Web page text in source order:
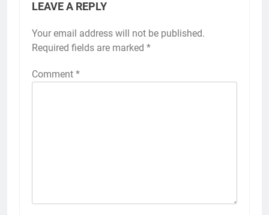
LEAVE A REPLY
Your email address will not be published.
Required fields are marked *
Comment *